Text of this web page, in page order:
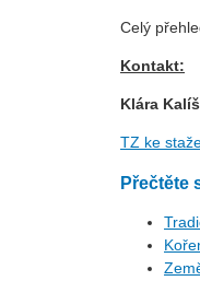
Celý
Kontakt:
Klára
TZ ke
Přečtěte